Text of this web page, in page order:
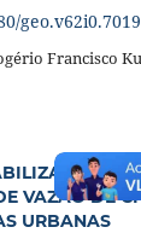
geo.v62i0.7019
Francisco
VAZÃO DE
URBANAS